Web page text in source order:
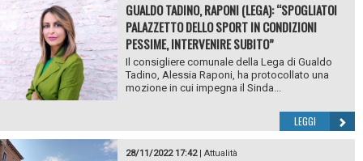
GUALDO TADINO, RAPONI (LEGA): “SPOGLIATOI
PALAZZETTO DELLO SPORT IN CONDIZIONI
PESSIME, INTERVENIRE SUBITO”
Il consigliere comunale della Lega di Gualdo
Tadino, Alessia Raponi, ha protocollato una
mozione in cui impegna il Sinda...
LEGGI
28/11/2022 17:42| Attualità